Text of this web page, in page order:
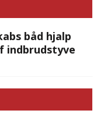
båd hjalp
indbrudstyve